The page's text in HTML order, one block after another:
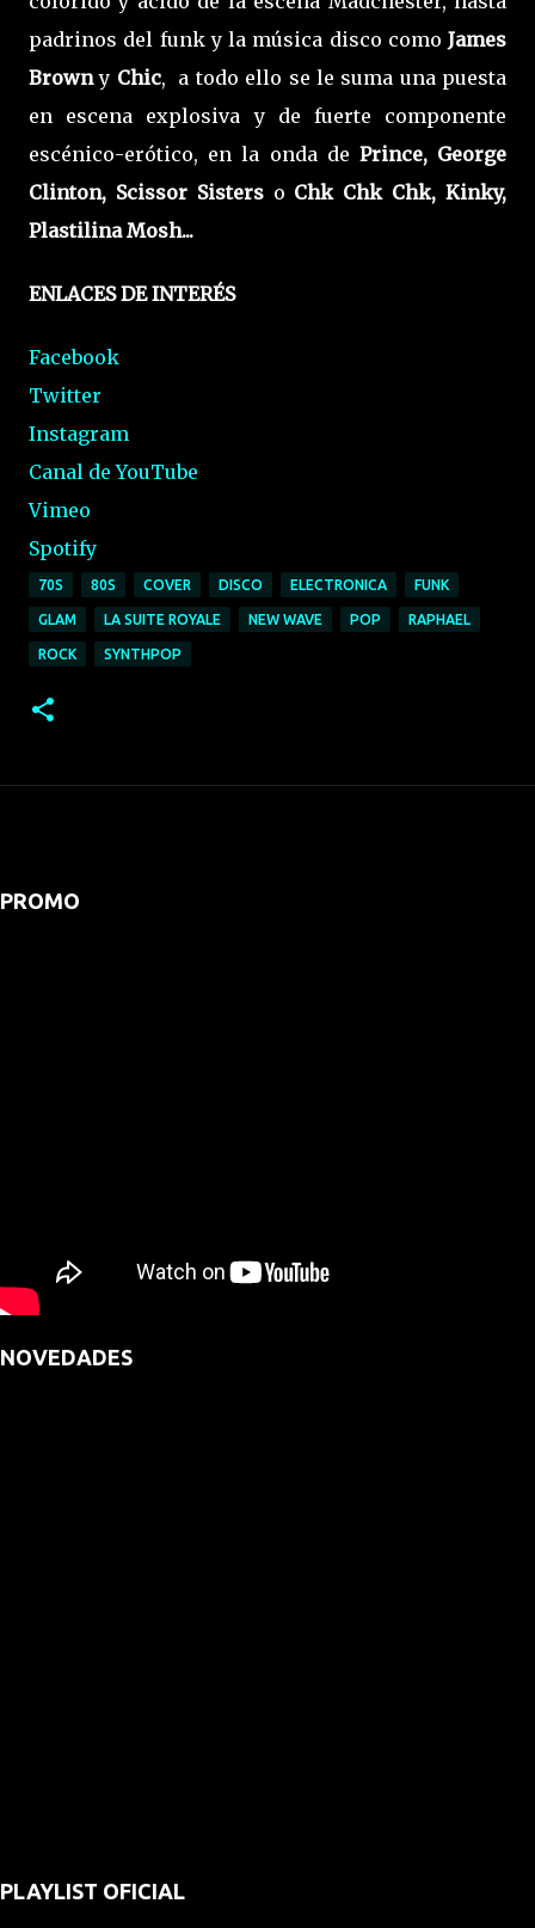
padrinos del funk y la música disco como James
Browny Chic, a todo ello se le suma una puesta
en escena explosiva y de fuerte componente
escénico-erótico, en la onda de Prince, George
Clinton, Scissor Sisterso Chk Chk Chk, Kinky,
Plastilina Mosh...
ENLACES DE INTERÉS
Facebook
Twitter
Instagram
Canal de YouTube
Vimeo
Spotify
70S 80S COVER DISCO ELECTRONICA FUNK
GLAM LA SUITE ROYALE NEW WAVE POP RAPHAEL
ROCK SYNTHPOP
PROMO
NOVEDADES
PLAYLIST OFICIAL